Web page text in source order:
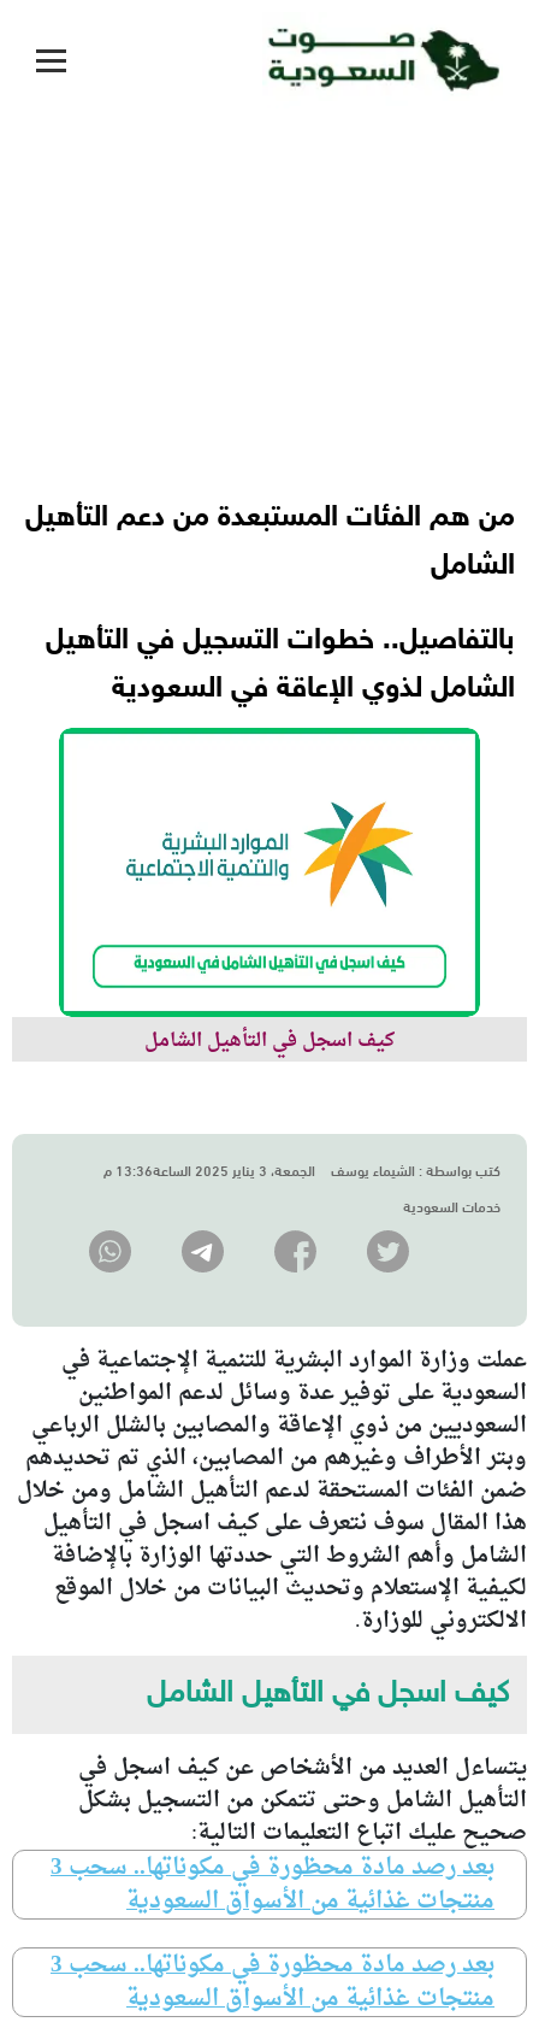
من هم الفئات المستبعدة من دعم التأهيل
الشامل
بالتفاصيل.. خطوات التسجيل في التأهيل
الشامل لذوي الإعاقة في السعودية
كيف اسجل في التأهيل الشامل
كتب بواسطة : الشيماء يوسف
الجمعة، 3 يناير 2025 الساعة13:36 م
خدمات السعودية
عملت وزارة الموارد البشرية للتنمية الإجتماعية في
السعودية على توفير عدة وسائل لدعم المواطنين
السعوديين من ذوي الإعاقة والمصابين بالشلل الرباعي
وبتر الأطراف وغيرهم من المصابين، الذي تم تحديدهم
ضمن الفئات المستحقة لدعم التأهيل الشامل ومن خلال
هذا المقال سوف نتعرف على كيف اسجل في التأهيل
الشامل وأهم الشروط التي حددتها الوزارة بالإضافة
لكيفية الإستعلام وتحديث البيانات من خلال الموقع
الالكتروني للوزارة.
كيف اسجل في التأهيل الشامل
يتساءل العديد من الأشخاص عن كيف اسجل في
التأهيل الشامل وحتى تتمكن من التسجيل بشكل
صحيح عليك اتباع التعليمات التالية:
بعد رصد مادة محظورة في مكوناتها.. سحب 3
منتجات غذائية من الأسواق السعودية
بعد رصد مادة محظورة في مكوناتها.. سحب 3
منتجات غذائية من الأسواق السعودية